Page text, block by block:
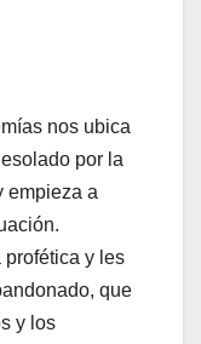
nos ubica
por la
empieza a
y les
que
y los